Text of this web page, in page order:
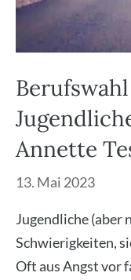
Annette
13. Mai 2023
Jugend­li­che (aber
Schwie­rig­kei­ten,
Oft aus Angst vor